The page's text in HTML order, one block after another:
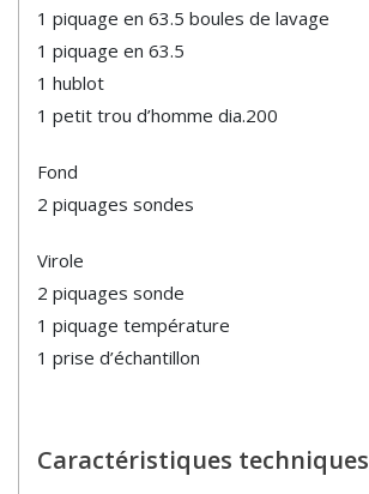
1 piquage en 63.5 boules de lavage
1 piquage en 63.5
1 hublot
1 petit trou d’homme dia.200
Fond
2 piquages sondes
Virole
2 piquages sonde
1 piquage température
1 prise d’échantillon
Caractéristiques techniques